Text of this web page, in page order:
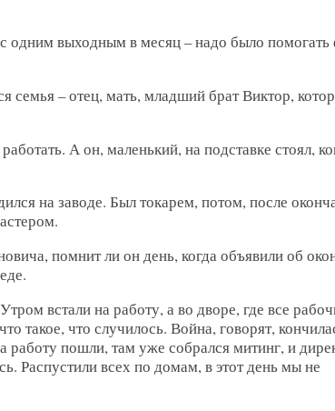
одним выходным в месяц – надо было
семья – отец, мать, младший брат Виктор,
А он, маленький, на подставке стоял,
на заводе. Был токарем, потом, после
помнит ли он день, когда объявили об
встали на работу, а во дворе, где все
такое, что случилось. Война, говорят,
работу пошли, там уже собрался митинг, и
Распустили всех по домам, в этот день мы не